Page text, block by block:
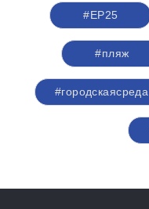
#ЕР25
#пляж
#городскаясреда